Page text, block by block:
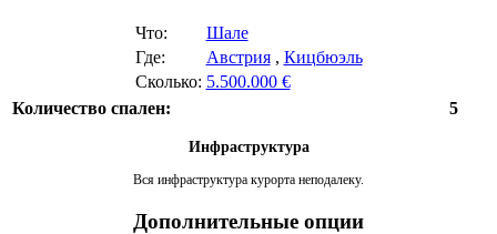
Что:
Шале
Где:
Австрия, Кицбюэль
Сколько: 5.500.000 €
Количество спален:
5
Инфраструктура
Вся инфраструктура курорта неподалеку.
Дополнительные опции